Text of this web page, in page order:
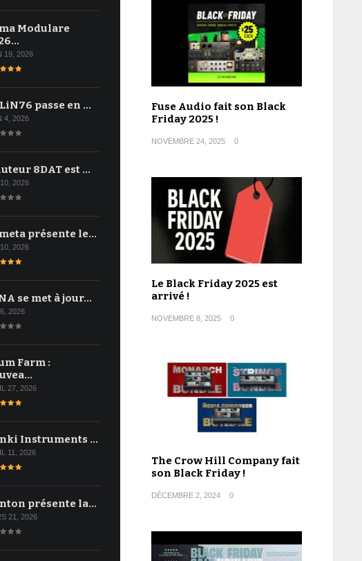
Modulare
19, 2026
passe en …
4, 2026
8DAT est …
2026
présente le…
2026
se met à jour…
2026
Farm :
27, 2026
Instruments …
11, 2026
présente la…
21, 2026
Fuse Audio fait son Black
Friday 2025 !
NOVEMBRE 24, 2025 0
Le Black Friday 2025 est
arrivé !
NOVEMBRE 8, 2025 0
The Crow Hill Company fait
son Black Friday !
DÉCEMBRE 2, 2024 0